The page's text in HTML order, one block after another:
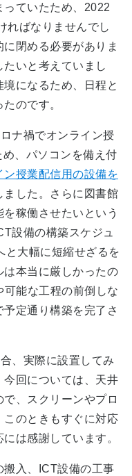
っていたため、2022
ればなりませんでし
閉める必要がありま
いと考えていまし
になるため、日程と
のです。
ナ禍でオンライン授
、パソコンを備え付
ン授業配信用の設備を
した。さらに図書館
稼働させたいという
設備の構築スケジュ
と大幅に短縮せざるを
本当に厳しかったの
能な工程の前倒しな
定通り構築を完了さ
、実際に設置してみ
今回については、天井
、スクリーンやプロ
このときもすぐに対応
は感謝しています。
搬入、ICT設備の工事